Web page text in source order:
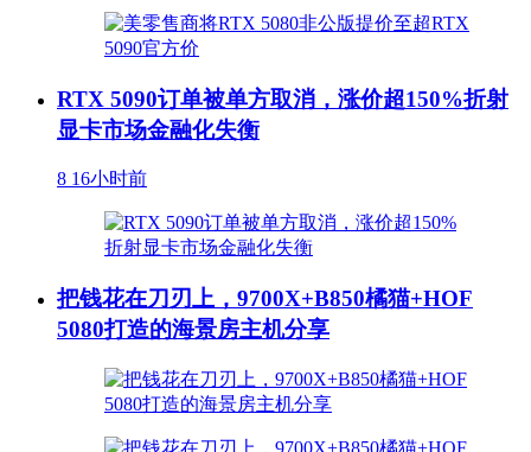
RTX 5090订单被单方取消，涨价超150%折射
显卡市场金融化失衡
8 16小时前
把钱花在刀刃上，9700X+B850橘猫+HOF
5080打造的海景房主机分享